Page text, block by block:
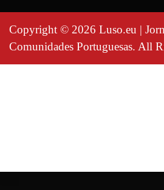
Copyright © 2026 Luso.eu |
Comunidades Portuguesas. All